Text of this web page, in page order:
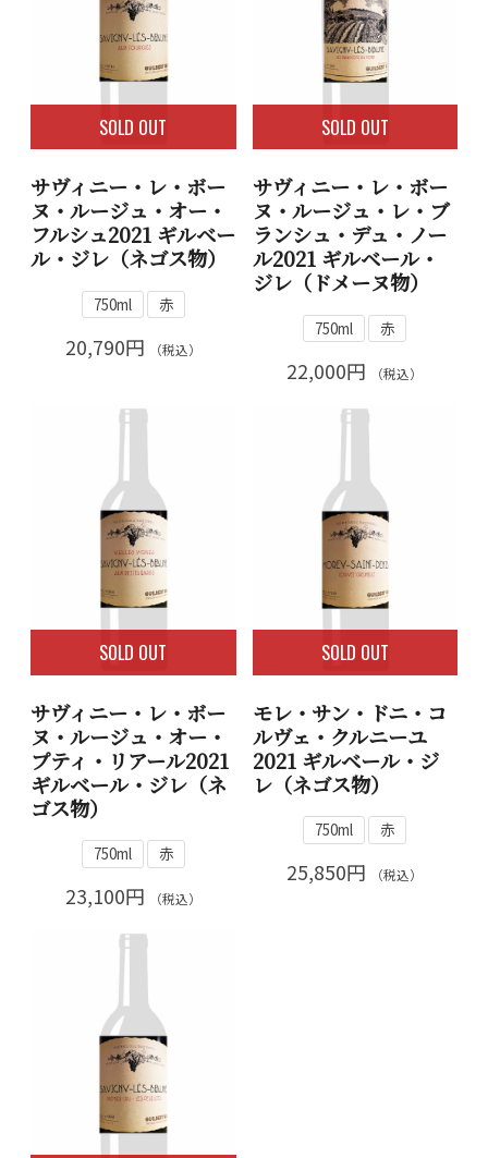
SOLD OUT
サヴィニー・レ・ボー
ヌ・ルージュ・オー・
フルシュ2021 ギルベー
ル・ジレ（ネゴス物）
750ml 赤
20,790円 （税込）
SOLD OUT
サヴィニー・レ・ボー
ヌ・ルージュ・レ・ブ
ランシュ・デュ・ノー
ル2021 ギルベール・
ジレ（ドメーヌ物）
750ml 赤
22,000円 （税込）
SOLD OUT
サヴィニー・レ・ボー
ヌ・ルージュ・オー・
プティ・リアール2021
ギルベール・ジレ（ネ
ゴス物）
750ml 赤
23,100円 （税込）
SOLD OUT
モレ・サン・ドニ・コ
ルヴェ・クルニーユ
2021 ギルベール・ジ
レ（ネゴス物）
750ml 赤
25,850円 （税込）